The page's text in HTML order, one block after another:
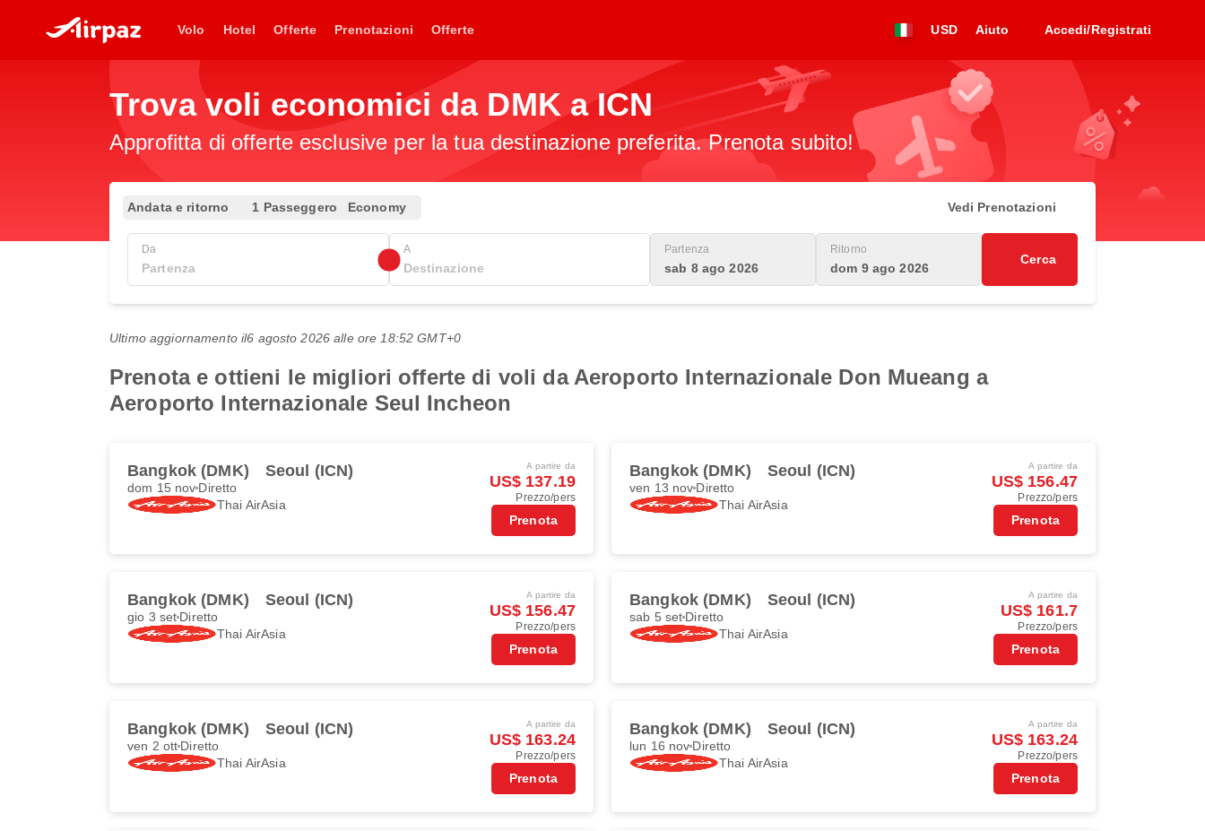
Volo Hotel Offerte Prenotazioni Offerte USD Aiuto Accedi/Registrati
Trova voli economici da DMK a ICN
Approfitta di offerte esclusive per la tua destinazione preferita. Prenota subito!
Andata e ritorno 1 Passeggero Economy Vedi Prenotazioni
Da A Partenza
sab 8 ago 2026
Ritorno
dom 9 ago 2026
Cerca
Ultimo aggiornamento il6 agosto 2026 alle ore 18:52 GMT+0
Prenota e ottieni le migliori offerte di voli da Aeroporto Internazionale Don Mueang a
Aeroporto Internazionale Seul Incheon
Bangkok (DMK) Seoul (ICN)
dom 15 nov Diretto
Thai AirAsia
A partire da
US$ 137.19
Prezzo/pers
Prenota
Bangkok (DMK) Seoul (ICN)
ven 13 nov Diretto
Thai AirAsia
A partire da
US$ 156.47
Prezzo/pers
Prenota
Bangkok (DMK) Seoul (ICN)
gio 3 set Diretto
Thai AirAsia
A partire da
US$ 156.47
Prezzo/pers
Prenota
Bangkok (DMK) Seoul (ICN)
sab 5 set Diretto
Thai AirAsia
A partire da
US$ 161.7
Prezzo/pers
Prenota
Bangkok (DMK) Seoul (ICN)
ven 2 ott Diretto
Thai AirAsia
A partire da
US$ 163.24
Prezzo/pers
Prenota
Bangkok (DMK) Seoul (ICN)
lun 16 nov Diretto
Thai AirAsia
A partire da
US$ 163.24
Prezzo/pers
Prenota